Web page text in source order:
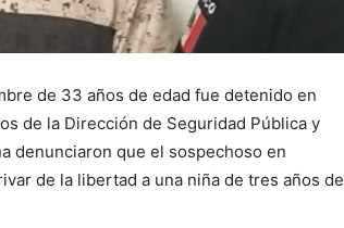
de 33 años de edad fue detenido en
de la Dirección de Seguridad Pública y
denunciaron que el sospechoso en
de la libertad a una niña de tres años de